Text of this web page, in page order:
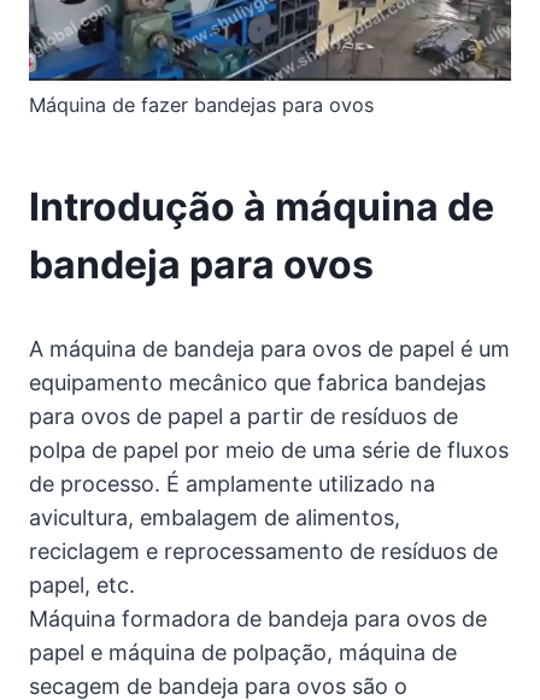
Máquina de fazer bandejas para ovos
Introdução à máquina de
bandeja para ovos
A máquina de bandeja para ovos de papel é um
equipamento mecânico que fabrica bandejas
para ovos de papel a partir de resíduos de
polpa de papel por meio de uma série de fluxos
de processo. É amplamente utilizado na
avicultura, embalagem de alimentos,
reciclagem e reprocessamento de resíduos de
papel, etc.
Máquina formadora de bandeja para ovos de
papel e máquina de polpação, máquina de
secagem de bandeja para ovos são o